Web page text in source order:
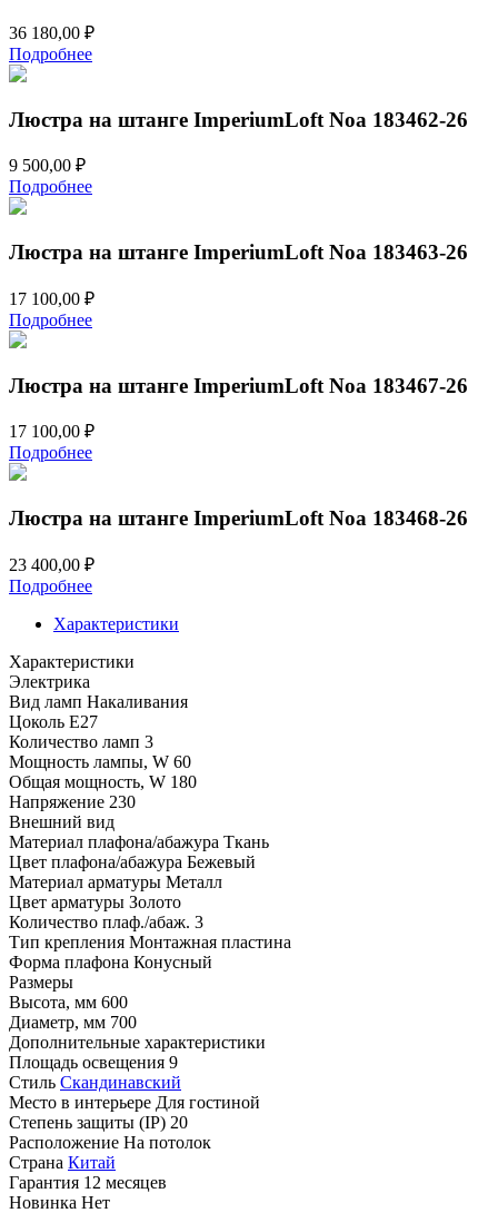
36 180,00 ₽
Подробнее
Люстра на штанге ImperiumLoft Noa 183462-26
9 500,00 ₽
Подробнее
Люстра на штанге ImperiumLoft Noa 183463-26
17 100,00 ₽
Подробнее
Люстра на штанге ImperiumLoft Noa 183467-26
17 100,00 ₽
Подробнее
Люстра на штанге ImperiumLoft Noa 183468-26
23 400,00 ₽
Подробнее
Характеристики
Характеристики
Электрика
Вид ламп Накаливания
Цоколь E27
Количество ламп 3
Мощность лампы, W 60
Общая мощность, W 180
Напряжение 230
Внешний вид
Материал плафона/абажура Ткань
Цвет плафона/абажура Бежевый
Материал арматуры Металл
Цвет арматуры Золото
Количество плаф./абаж. 3
Тип крепления Монтажная пластина
Форма плафона Конусный
Размеры
Высота, мм 600
Диаметр, мм 700
Дополнительные характеристики
Площадь освещения 9
Стиль Скандинавский
Место в интерьере Для гостиной
Степень защиты (IP) 20
Расположение На потолок
Страна Китай
Гарантия 12 месяцев
Новинка Нет